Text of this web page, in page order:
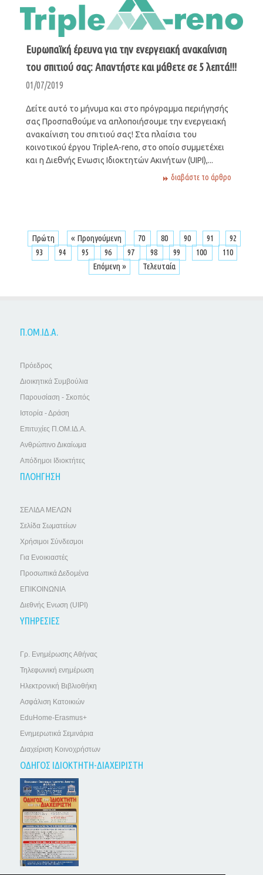
Ευρωπαϊκή έρευνα για την ενεργειακή ανακαίνιση
του σπιτιού σας: Απαντήστε και μάθετε σε 5 λεπτά!!!
01/07/2019
Δείτε αυτό το μήνυμα και στο πρόγραμμα περιήγησής
σας Προσπαθούμε να απλοποιήσουμε την ενεργειακή
ανακαίνιση του σπιτιού σας! Στα πλαίσια του
κοινοτικού έργου TripleA-reno, στο οποίο συμμετέχει
και η Διεθνής Ενωσις Ιδιοκτητών Ακινήτων (UIPI),...
διαβάστε το άρθρο
Πρώτη « Προηγούμενη 70 80 90 91
92
93
94 95 96 97 98 99 100
110
Επόμενη »
Τελευταία
Π.ΟΜ.ΙΔ.Α.
Πρόεδρος
Διοικητικά Συμβούλια
Παρουσίαση - Σκοπός
Ιστορία - Δράση
Επιτυχίες Π.ΟΜ.ΙΔ.Α.
Ανθρώπινο Δικαίωμα
Απόδημοι Ιδιοκτήτες
ΠΛΟΗΓΗΣΗ
ΣΕΛΙΔΑ ΜΕΛΩΝ
Σελίδα Σωματείων
Χρήσιμοι Σύνδεσμοι
Για Ενοικιαστές
Προσωπικά Δεδομένα
ΕΠΙΚΟΙΝΩΝΙΑ
Διεθνής Ενωση (UIPI)
ΥΠΗΡΕΣΙΕΣ
Γρ. Ενημέρωσης Αθήνας
Τηλεφωνική ενημέρωση
Ηλεκτρονική Βιβλιοθήκη
Ασφάλιση Κατοικιών
EduHome-Erasmus+
Ενημερωτικά Σεμινάρια
Διαχείριση Κοινοχρήστων
ΟΔΗΓΟΣ ΙΔΙΟΚΤΗΤΗ-ΔΙΑΧΕΙΡΙΣΤΗ